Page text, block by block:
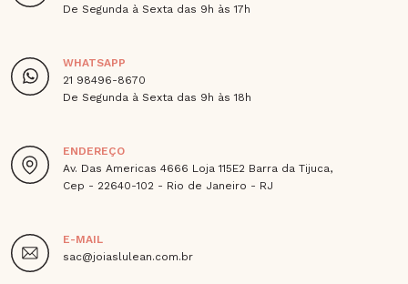
De Segunda à Sexta das 9h às 17h
WHATSAPP
21 98496-8670
De Segunda à Sexta das 9h às 18h
ENDEREÇO
Av. Das Americas 4666 Loja 115E2 Barra da Tijuca,
Cep - 22640-102 - Rio de Janeiro - RJ
E-MAIL
sac@joiaslulean.com.br